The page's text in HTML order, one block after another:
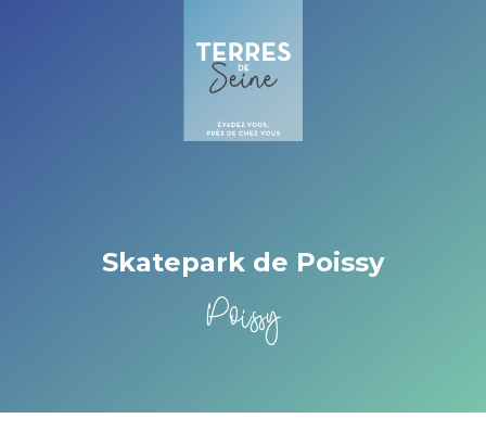
Skatepark de Poissy
Poissy